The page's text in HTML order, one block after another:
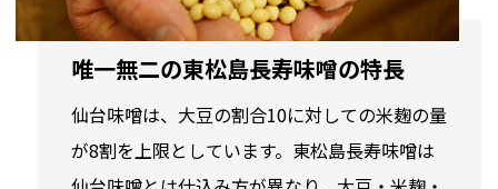
唯一無二の東松島長寿味噌の特長
仙台味噌は、大豆の割合10に対しての米麹の量
が8割を上限としています。東松島長寿味噌は